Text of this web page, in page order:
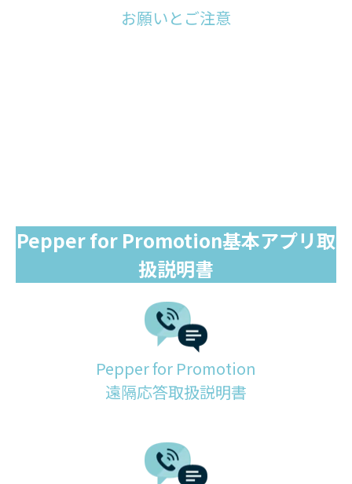
お願いとご注意
Pepper for Promotion基本アプリ取
扱説明書
Pepper for Promotion
遠隔応答取扱説明書